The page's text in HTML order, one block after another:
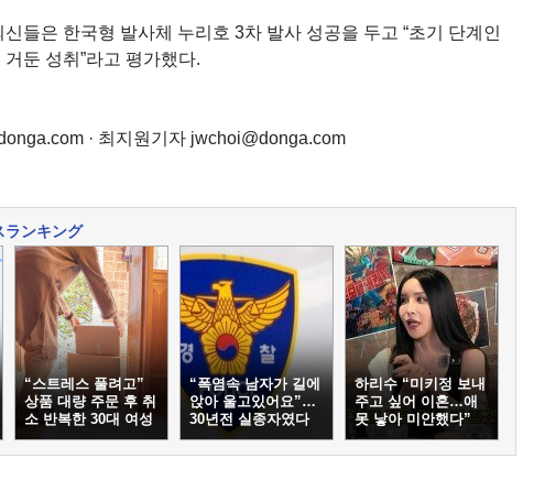
들은 한국형 발사체 누리호 3차 발사 성공을 두고 “초기 단계인
둔 성취”라고 평가했다.
· 최지원기자 jwchoi@donga.com
ランキング
“스트레스 풀려고”
상품 대량 주문 후 취
소 반복한 30대 여성
“폭염속 남자가 길에
앉아 울고있어요”…
30년전 실종자였다
하리수 “미키정 보내
주고 싶어 이혼…애
못 낳아 미안했다”